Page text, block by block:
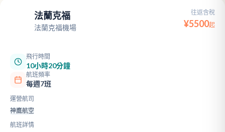
法蘭克福
法蘭克福機場
往返含稅
¥5500起
飛行時間
10小時20分鐘
航班頻率
每週7班
運營航司
神鷹航空
航班詳情